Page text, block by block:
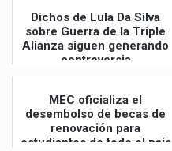
Dichos de Lula Da Silva
sobre Guerra de la Triple
Alianza siguen generando
controversia
MEC oficializa el
desembolso de becas de
renovación para
estudiantes de todo el país